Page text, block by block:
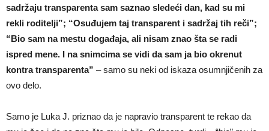
sadržaju transparenta sam saznao sledeći dan, kad su mi
rekli roditelji”; “Osuđujem taj transparent i sadržaj tih reči”;
“Bio sam na mestu događaja, ali nisam znao šta se radi
ispred mene. I na snimcima se vidi da sam ja bio okrenut
kontra transparenta” – samo su neki od iskaza osumnjičenih za
ovo delo.
Samo je Luka J. priznao da je napravio transparent te rekao da